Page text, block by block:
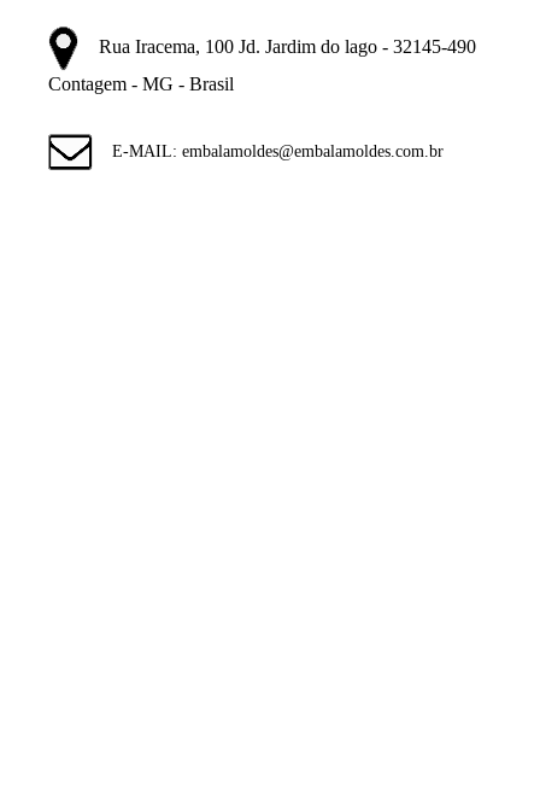
Rua Iracema, 100 Jd. Jardim do lago - 32145-490
Contagem - MG - Brasil
E-MAIL: embalamoldes@embalamoldes.com.br